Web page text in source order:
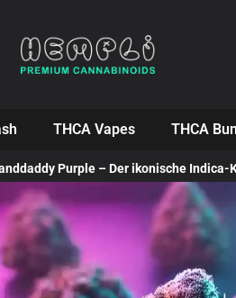
THCA Vapes THCA
Purple – Der ikonische Indica-